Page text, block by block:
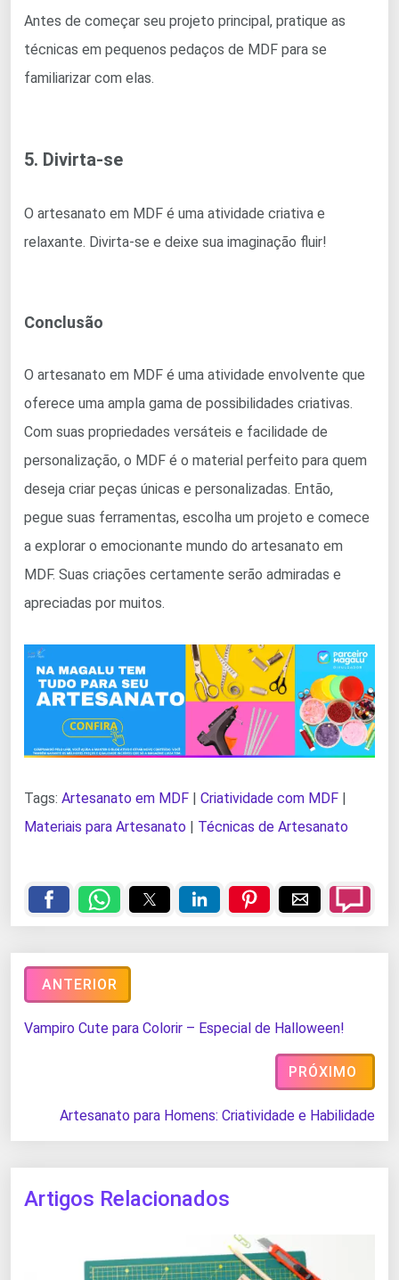
Antes de começar seu projeto principal, pratique as
técnicas em pequenos pedaços de MDF para se
familiarizar com elas.
5. Divirta-se
O artesanato em MDF é uma atividade criativa e
relaxante. Divirta-se e deixe sua imaginação fluir!
Conclusão
O artesanato em MDF é uma atividade envolvente que
oferece uma ampla gama de possibilidades criativas.
Com suas propriedades versáteis e facilidade de
personalização, o MDF é o material perfeito para quem
deseja criar peças únicas e personalizadas. Então,
pegue suas ferramentas, escolha um projeto e comece
a explorar o emocionante mundo do artesanato em
MDF. Suas criações certamente serão admiradas e
apreciadas por muitos.
Tags: Artesanato em MDF | Criatividade com MDF |
Materiais para Artesanato | Técnicas de Artesanato
ANTERIOR
Vampiro Cute para Colorir – Especial de Halloween!
PRÓXIMO
Artesanato para Homens: Criatividade e Habilidade
Artigos Relacionados